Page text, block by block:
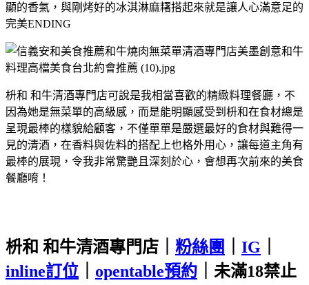
顯的香氣，與剛烤好的冰淇淋麻糬搭起來就是讓人心滿意足的
完美ENDING
枡和 和牛清酒專門店可說是我相當喜歡的精緻料理餐廳，不
因為她是無菜單的高級感，而是能明顯感受到枡和在食材總是
呈現最棒的樣貌給顧客，不僅單單是嚴選最好的食材與難得一
見的清酒，在香料與佐料的搭配上也格外用心，讓每道主角有
最棒的展現，令我非常驚艷且深刻於心，會想再次前來的美食
餐廳唷！
枡和 和牛清酒專門店｜ 粉絲團 IG
inline訂位
opentable預約 ｜未滿18禁止